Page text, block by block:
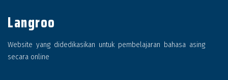
Langroo
Website yang didedikasikan untuk pembelajaran bahasa asing
secara online